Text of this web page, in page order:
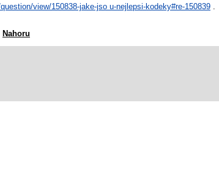
view/150838-jake-jso u-nejlepsi-kodeky#re-150839
Nahoru